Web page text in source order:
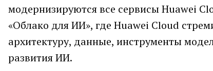
модернизируются все сервисы Huawei
«Облако для ИИ», где Huawei Cloud
архитектуру, данные, инструменты
развития ИИ.